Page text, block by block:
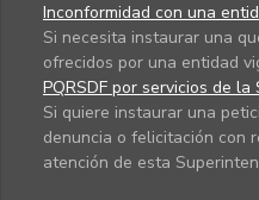
Inconformidad con una
Si necesita instaurar una
ofrecidos por una entidad
PQRSDF por servicios de la
Si quiere instaurar una
denuncia o felicitación con
atención de esta